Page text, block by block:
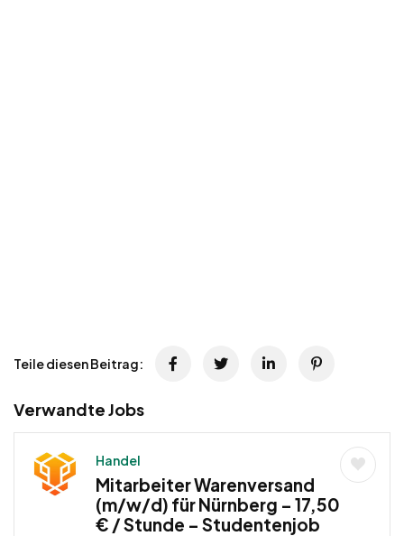
Teile diesen Beitrag:
Verwandte Jobs
Handel
Mitarbeiter Warenversand
(m/w/d) für Nürnberg – 17,50
€ / Stunde – Studentenjob